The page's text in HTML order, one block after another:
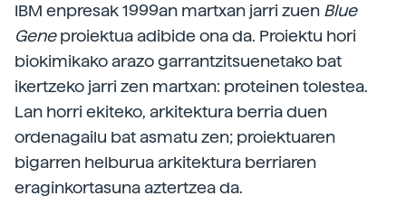
IBM enpresak 1999an martxan jarri zuen Blue
Geneproiektua adibide ona da. Proiektu hori
biokimikako arazo garrantzitsuenetako bat
ikertzeko jarri zen martxan: proteinen tolestea.
Lan horri ekiteko, arkitektura berria duen
ordenagailu bat asmatu zen; proiektuaren
bigarren helburua arkitektura berriaren
eraginkortasuna aztertzea da.